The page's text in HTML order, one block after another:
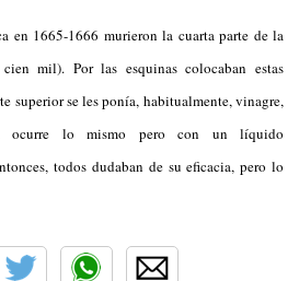
en 1665-1666 murieron la cuarta parte de la
mil). Por las esquinas colocaban estas
superior se les ponía, habitualmente, vinagre,
ocurre lo mismo pero con un líquido
todos dudaban de su eficacia, pero lo